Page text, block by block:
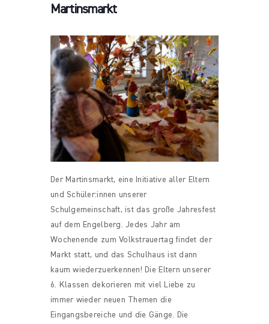
Martinsmarkt
Der Martinsmarkt, eine Initiative aller Eltern
und Schüler:innen unserer
Schulgemeinschaft, ist das große Jahresfest
auf dem Engelberg. Jedes Jahr am
Wochenende zum Volkstrauertag findet der
Markt statt, und das Schulhaus ist dann
kaum wiederzuerkennen! Die Eltern unserer
6. Klassen dekorieren mit viel Liebe zu
immer wieder neuen Themen die
Eingangsbereiche und die Gänge. Die